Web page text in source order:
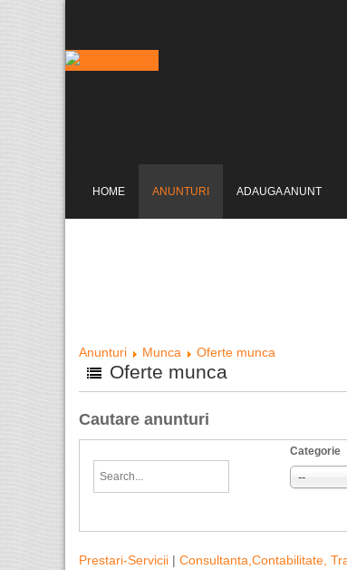
HOME ANUNTURI ADAUGA ANUNT
Anunturi Munca Oferte munca
Oferte munca
Cautare anunturi
Categorie
--
Prestari-Servicii | Consultanta,Contabilitate,